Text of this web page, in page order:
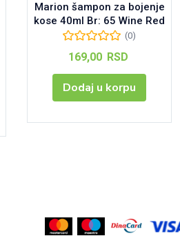
Marion šampon za bojenje
kose 40ml Br: 65 Wine Red
(0)
169,00 RSD
Dodaj u korpu